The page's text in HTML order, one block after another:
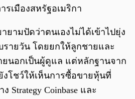
เมืองสหรัฐอเมริกา
ามปัดว่าตนเองไม่ได้เข้าไปยุ่ง
รายวัน โดยยกให้ลูกชายและ
นอกเป็นผู้ดูแล แต่หลักฐานจาก
งโชว์ให้เห็นการซื้อขายหุ้นที่
Strategy Coinbase และ